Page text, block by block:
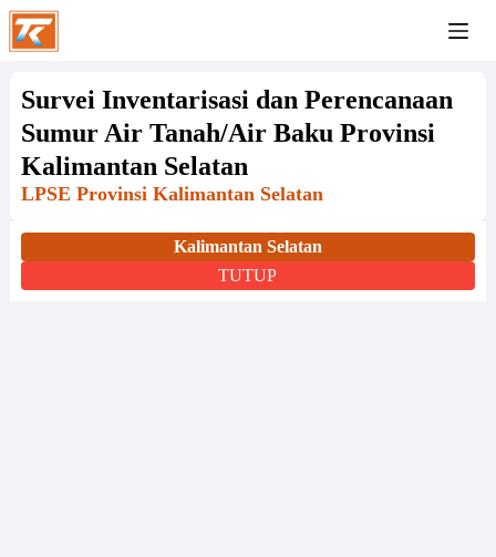
Survei Inventarisasi dan Perencanaan
Sumur Air Tanah/Air Baku Provinsi
Kalimantan Selatan
LPSE Provinsi Kalimantan Selatan
Kalimantan Selatan
TUTUP